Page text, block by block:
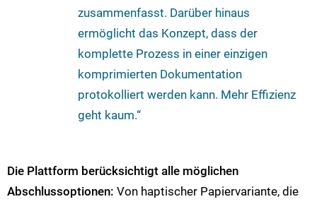
zusammenfasst. Darüber hinaus
ermöglicht das Konzept, dass der
komplette Prozess in einer einzigen
komprimierten Dokumentation
protokolliert werden kann. Mehr Effizienz
geht kaum.“
Die Plattform berücksichtigt alle möglichen
Abschlussoptionen: Von haptischer Papiervariante, die